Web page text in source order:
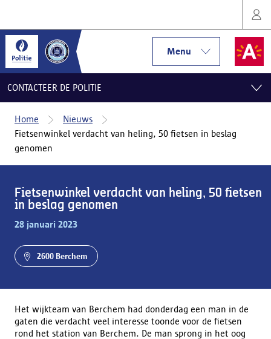
Menu
CONTACTEER DE POLITIE
Home
Nieuws
Fietsenwinkel verdacht van heling, 50 fietsen in beslag
genomen
Fietsenwinkel verdacht van heling, 50 fietsen
in beslag genomen
28 januari 2023
2600 Berchem
Het wijkteam van Berchem had donderdag een man in de
gaten die verdacht veel interesse toonde voor de fietsen
rond het station van Berchem. De man sprong in het oog